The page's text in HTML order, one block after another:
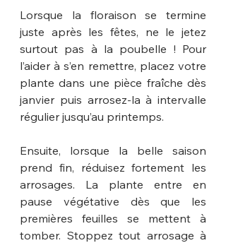
Lorsque la floraison se termine
juste après les fêtes, ne le jetez
surtout pas à la poubelle ! Pour
l’aider à s’en remettre, placez votre
plante dans une pièce fraîche dès
janvier puis arrosez-la à intervalle
régulier jusqu’au printemps.
Ensuite, lorsque la belle saison
prend fin, réduisez fortement les
arrosages. La plante entre en
pause végétative dès que les
premières feuilles se mettent à
tomber. Stoppez tout arrosage à